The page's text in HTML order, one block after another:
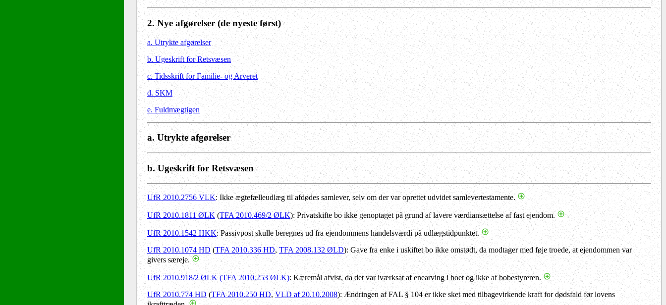
2. Nye afgørelser(de nyeste først)
a. Utrykte afgørelser
b. Ugeskrift for Retsvæsen
c. Tidsskrift for Familie- og Arveret
d. SKM
e. Fuldmægtigen
a. Utrykte afgørelser
b. Ugeskrift for Retsvæsen
UfR 2010.2756 VLK: Ikke ægtefælleudlæg til afdødes samlever, selv om der var oprettet udvidet samlevertestamente.
UfR 2010.1811 ØLK (TFA 2010.469/2 ØLK): Privatskifte bo ikke genoptaget på grund af lavere værdiansættelse af fast ejendom.
UfR 2010.1542 HKK: Passivpost skulle beregnes ud fra ejendommens handelsværdi på udlægstidpunktet.
UfR 2010.1074 HD(TFA 2010.336 HD,TFA 2008.132 ØLD): Gave fra enke i uskiftet bo ikke omstødt, da modtager med føje troede, at ejendommen var
givers særeje.
UfR 2010.918/2 ØLK (TFA 2010.253 ØLK): Kæremål afvist, da det var iværksat af enearving i boet og ikke af bobestyreren.
UfR 2010.774 HD(TFA 2010.250 HD,VLD af 20.10.2008): Ændringen af FAL § 104 er ikke sket med tilbagevirkende kraft for dødsfald før lovens